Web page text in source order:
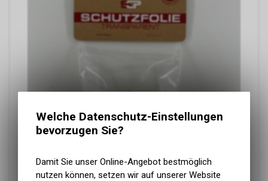
Welche Datenschutz-Einstellungen
bevorzugen Sie?
Damit Sie unser Online-Angebot bestmöglich
nutzen können, setzen wir auf unserer Website